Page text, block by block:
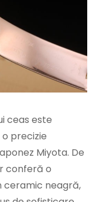
ceas este
precizie
Miyota. De
conferă o
ceramic neagră,